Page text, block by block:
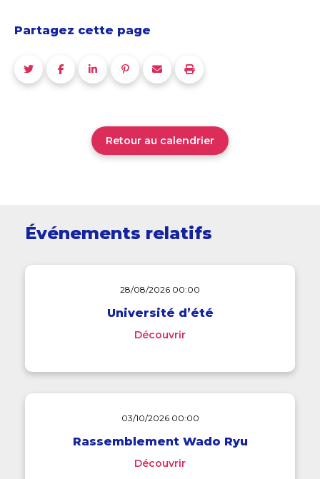
Partagez cette page
Retour au calendrier
Événements relatifs
28/08/2026 00:00
Université d’été
Découvrir
03/10/2026 00:00
Rassemblement Wado Ryu
Découvrir